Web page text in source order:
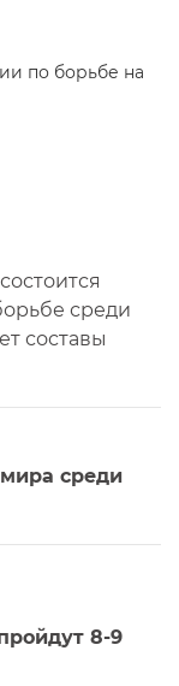
среди
составы
среди
8-9